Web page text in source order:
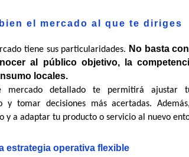
el mercado al que te diriges
tiene sus particularidades. No basta
al público objetivo, la
locales.
mercado detallado te permitirá ajustar
y tomar decisiones más acertadas.
y a adaptar tu producto o servicio al nuevo
estrategia operativa flexible